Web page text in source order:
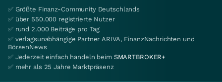
✅ Größte Finanz-Community Deutschlands
✅ über 550.000 registrierte Nutzer
✅ rund 2.000 Beiträge pro Tag
✅ verlagsunabhängige Partner ARIVA, FinanzNachrichten und
BörsenNews
✅ Jederzeit einfach handeln beim SMARTBROKER+
✅ mehr als 25 Jahre Marktpräsenz